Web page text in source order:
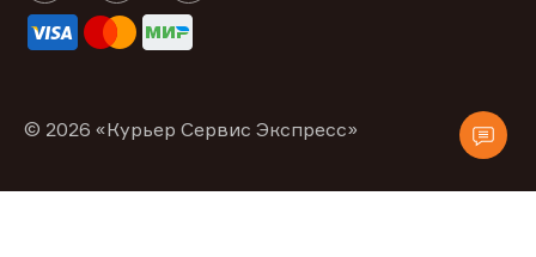
© 2026 «Курьер Сервис Экспресс»